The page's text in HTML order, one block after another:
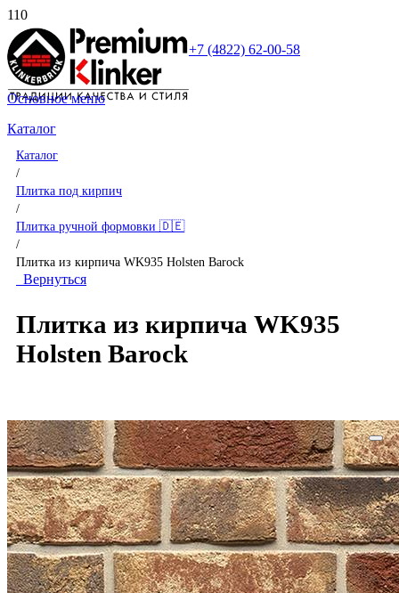
+7 (4822) 62-00-58
Основное меню
Каталог
Каталог
/
Плитка под кирпич
/
Плитка ручной формовки 🇩🇪
/
Плитка из кирпича WK935 Holsten Barock
Вернуться
Плитка из кирпича WK935
Holsten Barock